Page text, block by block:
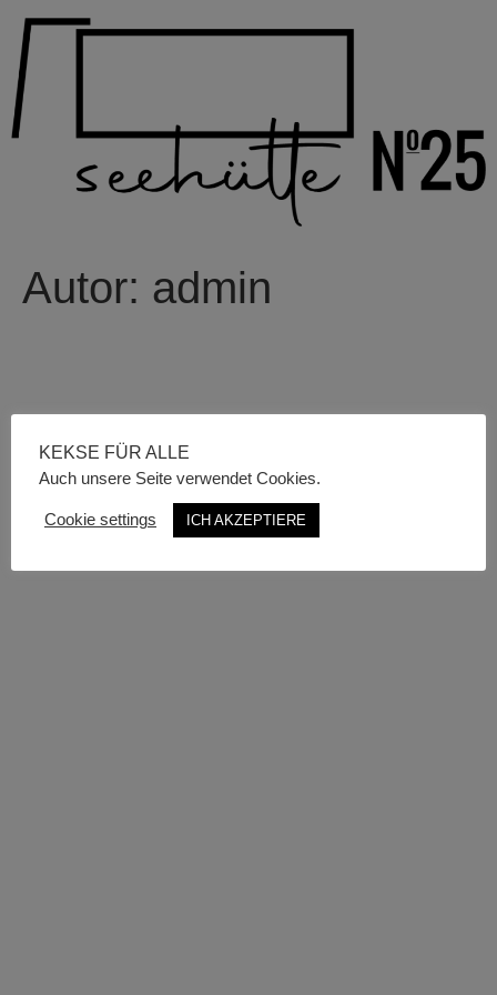
Autor: admin
KEKSE FÜR ALLE
Auch unsere Seite verwendet Cookies.
Cookie settings ICH AKZEPTIERE